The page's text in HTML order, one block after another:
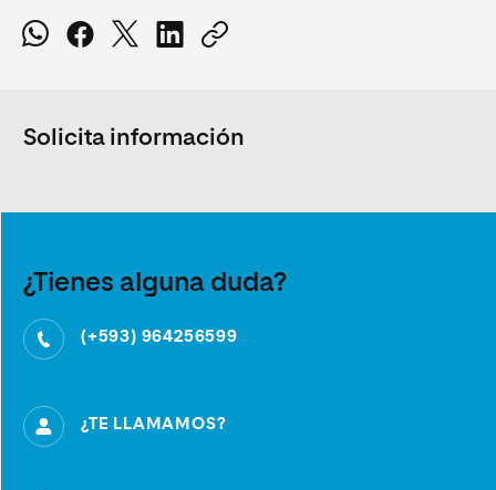
Solicita información
¿Tienes alguna duda?
(+593) 964256599
¿TE LLAMAMOS?